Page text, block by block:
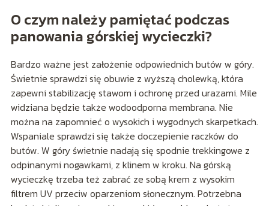
O czym należy pamiętać podczas
panowania górskiej wycieczki?
Bardzo ważne jest założenie odpowiednich butów w góry.
Świetnie sprawdzi się obuwie z wyższą cholewką, która
zapewni stabilizację stawom i ochronę przed urazami. Mile
widziana będzie także wodoodporna membrana. Nie
można na zapomnieć o wysokich i wygodnych skarpetkach.
Wspaniale sprawdzi się także doczepienie raczków do
butów. W góry świetnie nadają się spodnie trekkingowe z
odpinanymi nogawkami, z klinem w kroku. Na górską
wycieczkę trzeba też zabrać ze sobą krem z wysokim
filtrem UV przeciw oparzeniom słonecznym. Potrzebna